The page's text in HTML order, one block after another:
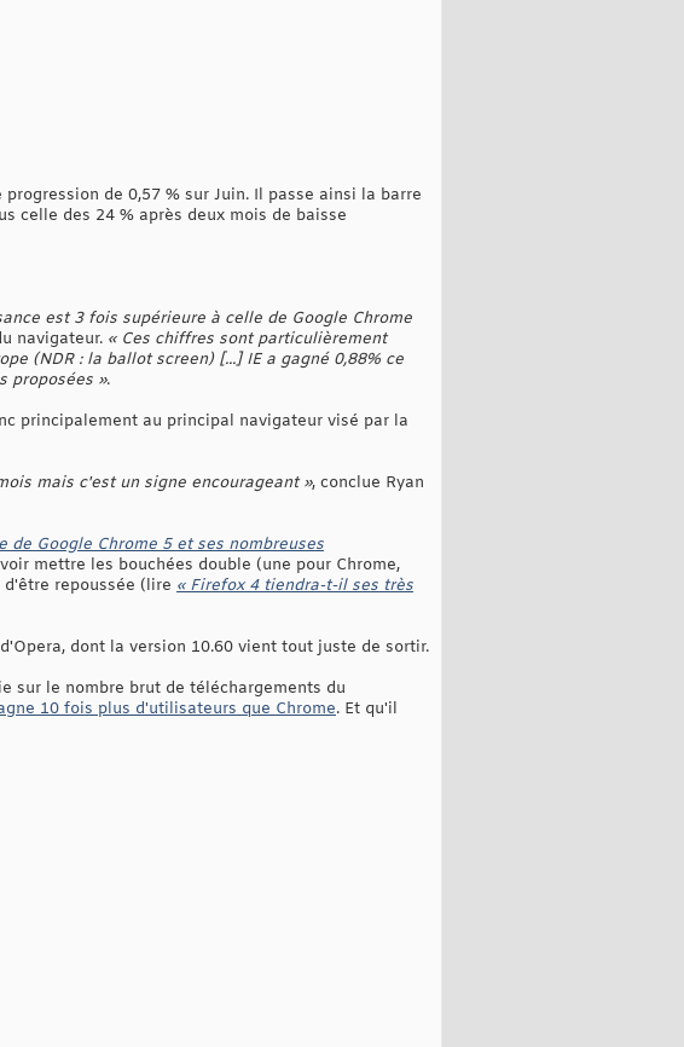
de 0,57 % sur Juin. Il passe ainsi la barre
celle des 24 % après deux mois de baisse
est 3 fois supérieure à celle de Google Chrome
navigateur. « Ces chiffres sont particulièrement
(NDR : la ballot screen) [...] IE a gagné 0,88% ce
proposées ».
principalement au principal navigateur visé par la
mais c'est un signe encourageant », conclue Ryan
de Google Chrome 5 et ses nombreuses
mettre les bouchées double (une pour Chrome,
repoussée (lire « Firefox 4 tiendra-t-il ses très
dont la version 10.60 vient tout juste de sortir.
sur le nombre brut de téléchargements du
10 fois plus d'utilisateurs que Chrome. Et qu'il